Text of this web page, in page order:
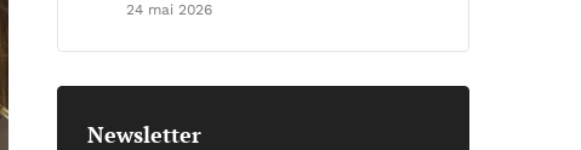
24 mai 2026
Newsletter